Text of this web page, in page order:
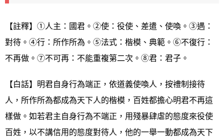
【註釋】①人主：國君。②使：役使、差遣、使喚。③遇：
對待。④行：所作所為。⑤法式：楷模、典範。⑥不復行：
不再做。⑦不可再：不能重複第二次。⑧君：君子。
【白話】明君自身行為端正，依道義使喚人，按禮制接待
人，所作所為都成為天下人的楷模，百姓都擔心明君不再這
樣做。如若君主自身行為不端正，用殘暴肆虐的態度來役使
百姓，以不講信用的態度對待人，他的一舉一動都成為天下